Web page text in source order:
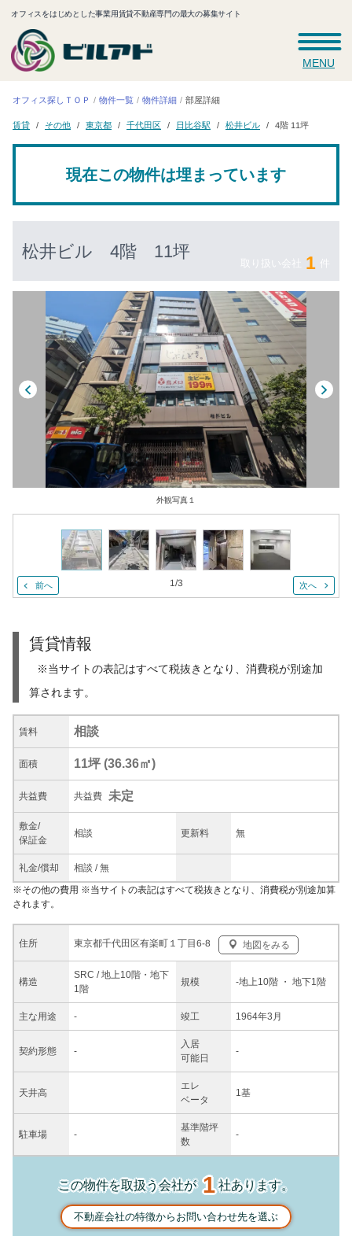
オフィスをはじめとした事業用賃貸不動産専門の最大の募集サイト
MENU
オフィス探しＴＯＰ 物件一覧 物件詳細 部屋詳細
賃貸 その他 東京都 千代田区 日比谷駅 松井ビル 4階 11坪
現在この物件は埋まっています
松井ビル 4階 11坪
取り扱い会社 1 件
外観写真１
前へ 1/3 次へ
賃貸情報
※当サイトの表記はすべて税抜きとなり、消費税が別途加
算されます。
賃料 相談
面積 11坪 (36.36㎡)
共益費 共益費 未定
敷金/
保証金
相談 更新料 無
礼金/償却 相談 /無
住所 東京都千代田区有楽町１丁目6-8 地図をみる
構造
SRC / 地上10階・地下
1階
規模 -地上10階 ・ 地下1階
主な用途 - 竣工 1964年3月
契約形態 -
入居
可能日
-
天井高
エレ
ベータ
1基
駐車場 -
基準階坪
数
-
※その他の費用 ※当サイトの表記はすべて税抜きとなり、消費税が別途加算
されます。
この物件を取扱う会社が1社あります。
不動産会社の特徴からお問い合わせ先を選ぶ